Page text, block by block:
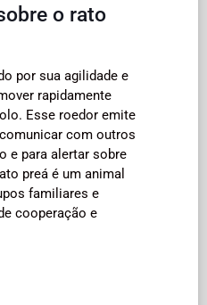
o rato
por sua agilidade e
rapidamente
Esse roedor emite
com outros
e para alertar sobre
preá é um animal
familiares e
cooperação e